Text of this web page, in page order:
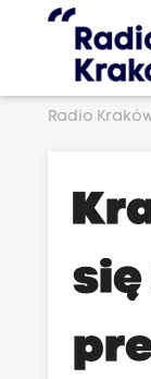
Radio
się